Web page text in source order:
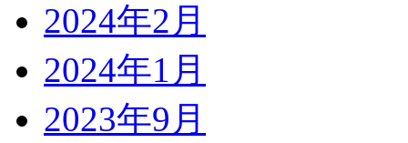
2024年2月
2024年1月
2023年9月